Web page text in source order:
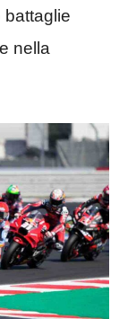
battaglie
nella